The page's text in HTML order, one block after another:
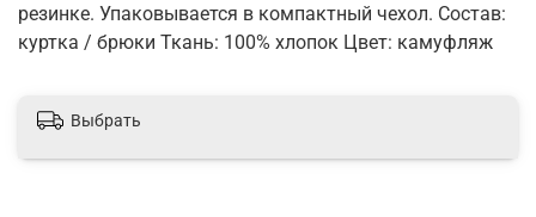
резинке. Упаковывается в компактный чехол. Состав:
куртка / брюки Ткань: 100% хлопок Цвет: камуфляж
Выбрать